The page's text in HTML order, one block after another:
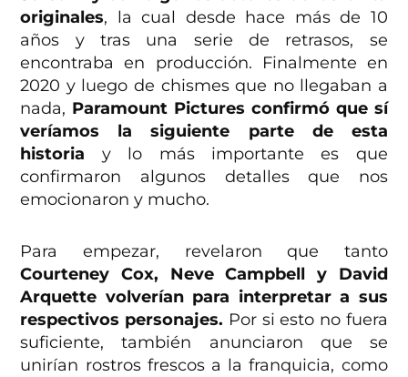
originales, la cual desde hace más de 10
años y tras una serie de retrasos, se
encontraba en producción. Finalmente en
2020 y luego de chismes que no llegaban a
nada, Paramount Pictures confirmó que sí
veríamos la siguiente parte de esta
historia y lo más importante es que
confirmaron algunos detalles que nos
emocionaron y mucho.
Para empezar, revelaron que tanto
Courteney Cox, Neve Campbell y David
Arquette volverían para interpretar a sus
respectivos personajes. Por si esto no fuera
suficiente, también anunciaron que se
unirían rostros frescos a la franquicia, como